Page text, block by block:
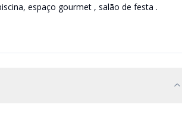
espaço gourmet , salão de festa .